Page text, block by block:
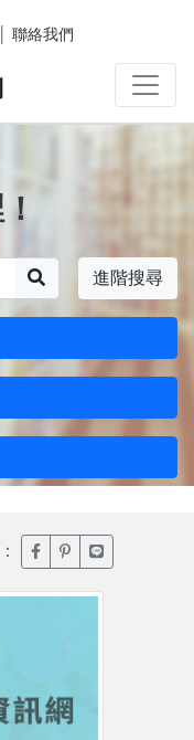
聯絡我們
進階搜尋
臉書分享(另開新視窗)
噗浪分享(另開新
Line分享(另